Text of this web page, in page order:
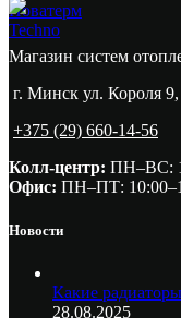
Новатерм
Techno
Магазин систем
г. Минск ул. Короля
+375 (29) 660-14-56
Колл-центр: ПН–ВС:
Офис: ПН–ПТ:
Новости
Какие
28.08.2025